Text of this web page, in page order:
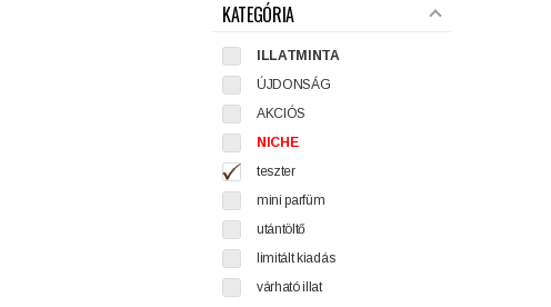
KATEGÓRIA
ILLATMINTA
ÚJDONSÁG
AKCIÓS
NICHE
teszter
mini parfüm
utántöltő
limitált kiadás
várható illat